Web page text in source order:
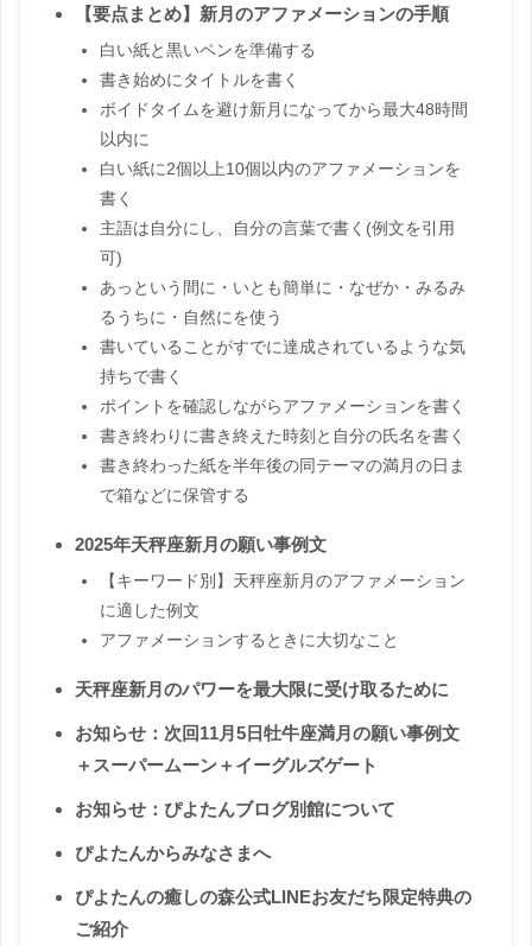
【要点まとめ】新月のアファメーションの手順
白い紙と黒いペンを準備する
書き始めにタイトルを書く
ボイドタイムを避け新月になってから最大48時間
以内に
白い紙に2個以上10個以内のアファメーションを
書く
主語は自分にし、自分の言葉で書く(例文を引用
可)
あっという間に・いとも簡単に・なぜか・みるみ
るうちに・自然にを使う
書いていることがすでに達成されているような気
持ちで書く
ポイントを確認しながらアファメーションを書く
書き終わりに書き終えた時刻と自分の氏名を書く
書き終わった紙を半年後の同テーマの満月の日ま
で箱などに保管する
2025年天秤座新月の願い事例文
【キーワード別】天秤座新月のアファメーション
に適した例文
アファメーションするときに大切なこと
天秤座新月のパワーを最大限に受け取るために
お知らせ：次回11月5日牡牛座満月の願い事例文
＋スーパームーン＋イーグルズゲート
お知らせ：ぴよたんブログ別館について
ぴよたんからみなさまへ
ぴよたんの癒しの森公式LINEお友だち限定特典の
ご紹介